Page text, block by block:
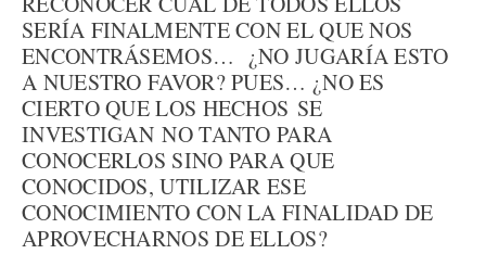
SERÍA FINALMENTE CON EL QUE NOS
ENCONTRÁSEMOS… ¿NO JUGARÍA ESTO
A NUESTRO FAVOR? PUES… ¿NO ES
CIERTO QUE LOS HECHOS SE
INVESTIGAN NO TANTO PARA
CONOCERLOS SINO PARA QUE
CONOCIDOS, UTILIZAR ESE
CONOCIMIENTO CON LA FINALIDAD DE
APROVECHARNOS DE ELLOS?